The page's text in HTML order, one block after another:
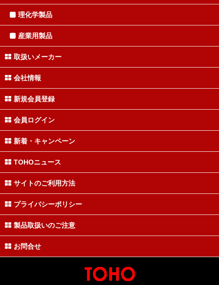
理化学製品
産業用製品
取扱いメーカー
会社情報
新規会員登録
会員ログイン
新着・キャンペーン
TOHOニュース
サイトのご利用方法
プライバシーポリシー
製品取扱いのご注意
お問合せ